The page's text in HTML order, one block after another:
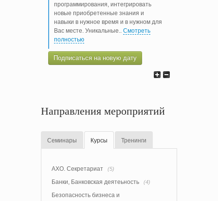
программирования, интегрировать
новые приобретенные знания и
навыки в нужное время и в нужном для
Вас месте. Уникальные.. Смотреть
полностью
Подписаться на новую дату
Направления мероприятий
Семинары Курсы Тренинги
АХО. Секретариат (5)
Банки, Банковская деятеьность (4)
Безопасность бизнеса и